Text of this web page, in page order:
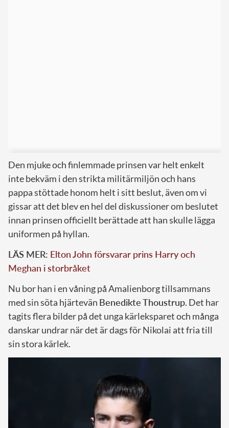
Den mjuke och finlemmade prinsen var helt enkelt
inte bekväm i den strikta militärmiljön och hans
pappa stöttade honom helt i sitt beslut, även om vi
gissar att det blev en hel del diskussioner om beslutet
innan prinsen officiellt berättade att han skulle lägga
uniformen på hyllan.
LÄS MER: Elton John försvarar prins Harry och
Meghan i storbråket
Nu bor han i en våning på Amalienborg tillsammans
med sin söta hjärtevän Benedikte Thoustrup. Det har
tagits flera bilder på det unga kärleksparet och många
danskar undrar när det är dags för Nikolai att fria till
sin stora kärlek.